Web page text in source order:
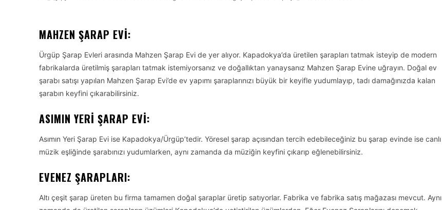
MAHZEN ŞARAP EVI:
Ürgüp Şarap Evleri arasında Mahzen Şarap Evi de yer alıyor. Kapadokya’da üretilen şarapları tatmak isteyip de modern
fabrikalarda üretilmiş şarapları tatmak istemiyorsanız ve doğallıktan yanaysanız Mahzen Şarap Evine uğrayın. Doğal ev
şarabı satışı yapılan Mahzen Şarap Evi’de ev yapımı şaraplarınızı büyük bir keyifle yudumlayıp, tadı damağınızda kalan
şarabın keyfini çıkarabilirsiniz.
ASIMIN YERI ŞARAP EVI:
Asımın Yeri Şarap Evi ise Kapadokya/Ürgüp’tedir. Yöresel şarap açısından tercih edebileceğiniz bu şarap evinde ise canlı
müzik eşliğinde şarabınızı yudumlarken, aynı zamanda da müziğin keyfini çıkarıp eğlenebilirsiniz.
EVENEZ ŞARAPLARI:
Altı çeşit şarap üreten bu firma tamamen doğal şaraplar üretip satıyorlar. Fabrika ve fabrika satış mağazası mevcut. Aynı